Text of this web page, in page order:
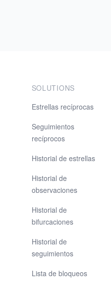
SOLUTIONS
Estrellas recíprocas
Seguimientos
recíprocos
Historial de estrellas
Historial de
observaciones
Historial de
bifurcaciones
Historial de
seguimientos
Lista de bloqueos